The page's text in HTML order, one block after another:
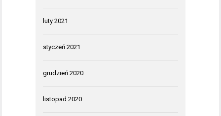
luty 2021
styczeń 2021
grudzień 2020
listopad 2020